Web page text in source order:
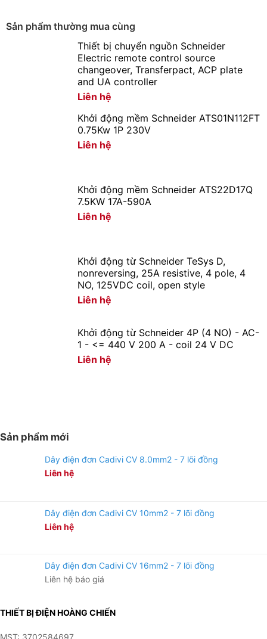
Sản phẩm thường mua cùng
Thiết bị chuyển nguồn Schneider
Electric remote control source
changeover, Transferpact, ACP plate
and UA controller
Liên hệ
Khởi động mềm Schneider ATS01N112FT
0.75Kw 1P 230V
Liên hệ
Khởi động mềm Schneider ATS22D17Q
7.5KW 17A-590A
Liên hệ
Khởi động từ Schneider TeSys D,
nonreversing, 25A resistive, 4 pole, 4
NO, 125VDC coil, open style
Liên hệ
Khởi động từ Schneider 4P (4 NO) - AC-
1 - <= 440 V 200 A - coil 24 V DC
Liên hệ
Sản phẩm mới
Dây điện đơn Cadivi CV 8.0mm2 - 7 lõi đồng
Liên hệ
Dây điện đơn Cadivi CV 10mm2 - 7 lõi đồng
Liên hệ
Dây điện đơn Cadivi CV 16mm2 - 7 lõi đồng
Liên hệ báo giá
THIẾT BỊ ĐIỆN HOÀNG CHIẾN
MST: 3702584697